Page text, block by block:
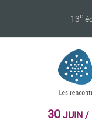
13e
30JUIN /